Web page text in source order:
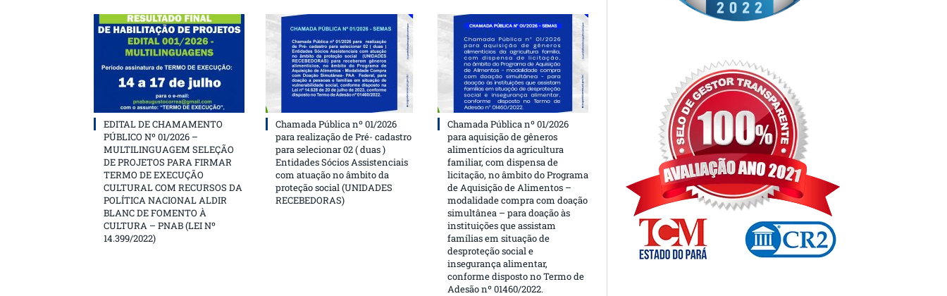
EDITAL DE CHAMAMENTO
PÚBLICO Nº 01/2026 –
MULTILINGUAGEM SELEÇÃO
DE PROJETOS PARA FIRMAR
TERMO DE EXECUÇÃO
CULTURAL COM RECURSOS DA
POLÍTICA NACIONAL ALDIR
BLANC DE FOMENTO À
CULTURA – PNAB (LEI Nº
14.399/2022)
Chamada Pública nº 01/2026
para realização de Pré- cadastro
para selecionar 02 ( duas )
Entidades Sócios Assistenciais
com atuação no âmbito da
proteção social (UNIDADES
RECEBEDORAS)
Chamada Pública nº 01/2026
para aquisição de gêneros
alimentícios da agricultura
familiar, com dispensa de
licitação, no âmbito do Programa
de Aquisição de Alimentos –
modalidade compra com doação
simultânea – para doação às
instituições que assistam
famílias em situação de
desproteção social e
insegurança alimentar,
conforme disposto no Termo de
Adesão nº 01460/2022.